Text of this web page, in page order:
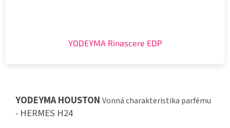
YODEYMA Rinascere EDP
YODEYMA HOUSTON Vonná charakteristika parfému
- HERMES H24